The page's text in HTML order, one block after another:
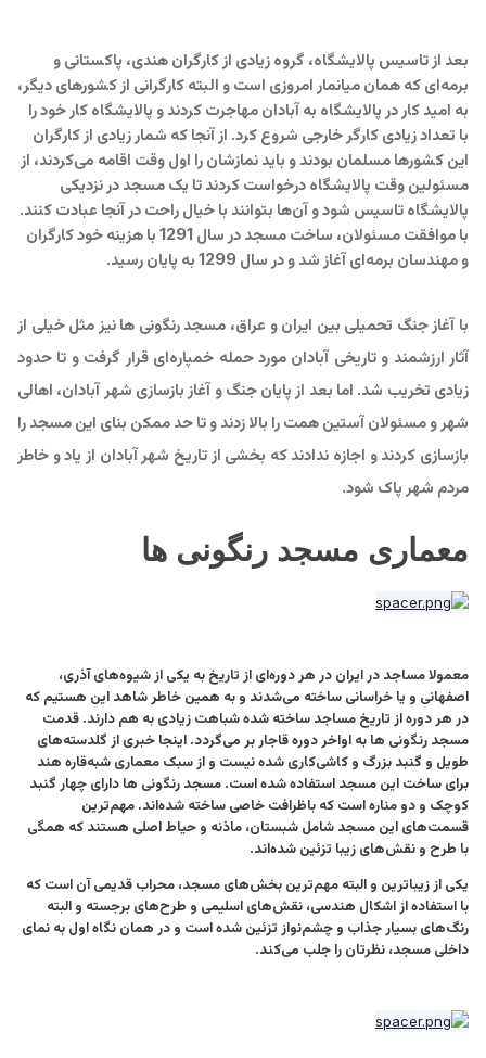
بعد از تاسیس پالایشگاه، گروه زیادی از کارگران هندی، پاکستانی و
برمه‌ای که همان میانمار امروزی است و البته کارگرانی از کشورهای دیگر،
به امید کار در پالایشگاه به آبادان مهاجرت کردند و پالایشگاه کار خود را
با تعداد زیادی کارگر خارجی شروع کرد. از آنجا که شمار زیادی از کارگران
این کشورها مسلمان بودند و باید نمازشان را اول وقت اقامه می‌کردند، از
مسئولین وقت پالایشگاه درخواست کردند تا یک مسجد در نزدیکی
پالایشگاه تاسیس شود و آن‌ها بتوانند با خیال راحت در آنجا عبادت کنند.
با موافقت مسئولان، ساخت مسجد در سال 1291 با هزینه خود کارگران
و مهندسان برمه‌ای آغاز شد و در سال 1299 به پایان رسید.
با آغاز جنگ تحمیلی بین ایران و عراق، مسجد رنگونی ها نیز مثل خیلی از
آثار ارزشمند و تاریخی آبادان مورد حمله خمپاره‌ای قرار گرفت و تا حدود
زیادی تخریب شد. اما بعد از پایان جنگ و آغاز بازسازی شهر آبادان، اهالی
شهر و مسئولان آستین همت را بالا زدند و تا حد ممکن بنای این مسجد را
بازسازی کردند و اجازه ندادند که بخشی از تاریخ شهر آبادان از یاد و خاطر
مردم شهر پاک شود.
معماری مسجد رنگونی ها
معمولا مساجد در ایران در هر دوره‌ای از تاریخ به یکی از شیوه‌های آذری،
اصفهانی و یا خراسانی ساخته می‌شدند و به همین خاطر شاهد این هستیم که
در هر دوره از تاریخ مساجد ساخته شده شباهت زیادی به هم دارند. قدمت
مسجد رنگونی ها به اواخر دوره قاجار بر می‌گردد. اینجا خبری از گلدسته‌های
طویل و گنبد بزرگ و کاشی‌کاری شده نیست و از سبک معماری شبه‌قاره هند
برای ساخت این مسجد استفاده شده است. مسجد رنگونی‌ ها دارای چهار گنبد
کوچک و دو مناره است که باظرافت خاصی ساخته شده‌اند. مهم‌ترین
قسمت‌های این مسجد شامل شبستان، ماذنه و حیاط اصلی هستند که همگی
با طرح و نقش‌های زیبا تزئین شده‌اند.
یکی از زیباترین و البته مهم‌ترین بخش‌های مسجد، محراب قدیمی آن است که
با استفاده از اشکال هندسی، نقش‌های اسلیمی و طرح‌های برجسته و البته
رنگ‌های بسیار جذاب و چشم‌نواز تزئین شده است و در همان نگاه اول به نمای
داخلی مسجد، نظرتان را جلب می‌کند.